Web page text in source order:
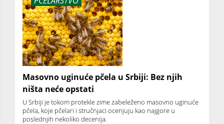
Masovno uginuće pčela u Srbiji: Bez njih
ništa neće opstati
U Srbiji je tokom protekle zime zabeleženo masovno uginuće
pčela, koje pčelari i stručnjaci ocenjuju kao najgore u
poslednjih nekoliko decenija.